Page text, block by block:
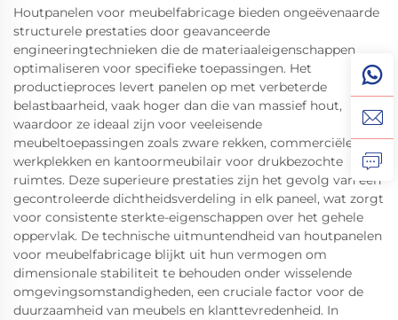
Houtpanelen voor meubelfabricage bieden ongeëvenaarde
structurele prestaties door geavanceerde
engineeringtechnieken die de materiaaleigenschappen
optimaliseren voor specifieke toepassingen. Het
productieproces levert panelen op met verbeterde
belastbaarheid, vaak hoger dan die van massief hout,
waardoor ze ideaal zijn voor veeleisende
meubeltoepassingen zoals zware rekken, commerciële
werkplekken en kantoormeubilair voor drukbezochte
ruimtes. Deze superieure prestaties zijn het gevolg van een
gecontroleerde dichtheidsverdeling in elk paneel, wat zorgt
voor consistente sterkte-eigenschappen over het gehele
oppervlak. De technische uitmuntendheid van houtpanelen
voor meubelfabricage blijkt uit hun vermogen om
dimensionale stabiliteit te behouden onder wisselende
omgevingsomstandigheden, een cruciale factor voor de
duurzaamheid van meubels en klanttevredenheid. In